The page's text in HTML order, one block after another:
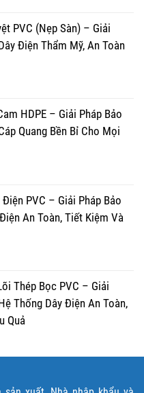
PVC (Nẹp Sàn) – Giải
Điện Thẩm Mỹ, An Toàn
HDPE – Giải Pháp Bảo
Quang Bền Bỉ Cho Mọi
Điện PVC – Giải Pháp Bảo
An Toàn, Tiết Kiệm Và
Thép Bọc PVC – Giải
Thống Dây Điện An Toàn,
Quả